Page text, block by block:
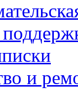
и